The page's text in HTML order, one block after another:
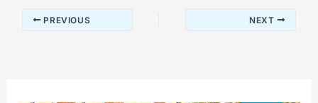
PREVIOUS NEXT